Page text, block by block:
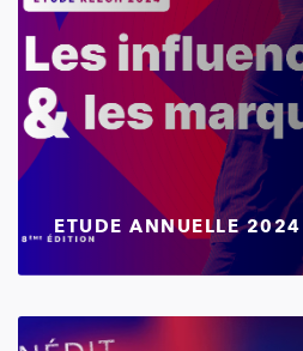
ETUDE ANNUELLE 2024